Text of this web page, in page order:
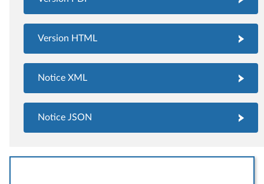
Version HTML
Notice XML
Notice JSON